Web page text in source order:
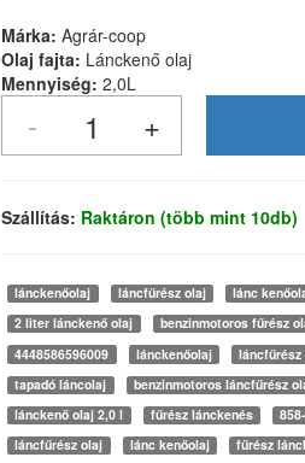
Márka: Agrár-coop
Olaj fajta: Lánckenő olaj
Mennyiség: 2,0L
Szállítás: Raktáron (több mint 10db)
lánckenőolaj láncfűrész olaj lánc
2 liter lánckenő olaj
benzinmotoros fűrész
4448586596009
lánckenőolaj láncfűrész
tapadó láncolaj
benzinmotoros láncfűrész
lánckenő olaj 2,0 l
fűrész lánckenés
láncfűrész olaj
lánc kenőolaj fűrész